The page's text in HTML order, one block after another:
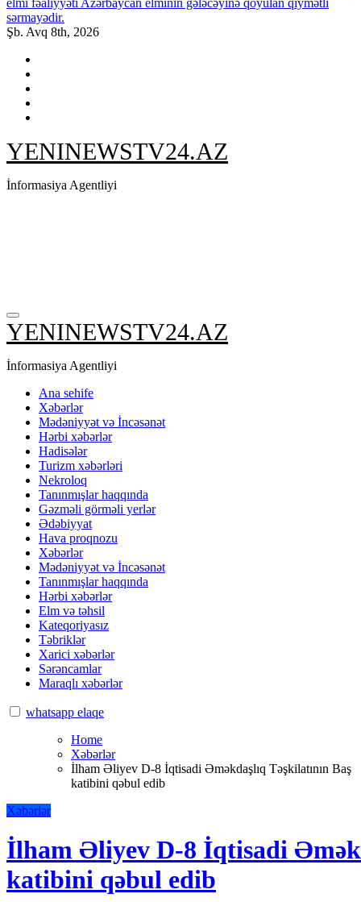
sərmayədir.
Şb. Avq 8th, 2026
YENINEWSTV24.AZ
İnformasiya Agentliyi
YENINEWSTV24.AZ
İnformasiya Agentliyi
Ana sehife
Xəbərlər
Mədəniyyət və İncəsənət
Hərbi xəbərlər
Hadisələr
Turizm xəbərləri
Nekroloq
Tanınmışlar haqqında
Gəzməli görməli yerlər
Ədəbiyyat
Hava proqnozu
Xəbərlər
Mədəniyyət və İncəsənət
Tanınmışlar haqqında
Hərbi xəbərlər
Elm və təhsil
Kateqoriyasız
Təbriklər
Xarici xəbərlər
Sərəncamlar
Maraqlı xəbərlər
whatsapp elaqe
Home
Xəbərlər
İlham Əliyev D-8 İqtisadi Əməkdaşlıq Təşkilatının Baş
katibini qəbul edib
Xəbərlər
İlham Əliyev D-8 İqtisadi
katibini qəbul edib